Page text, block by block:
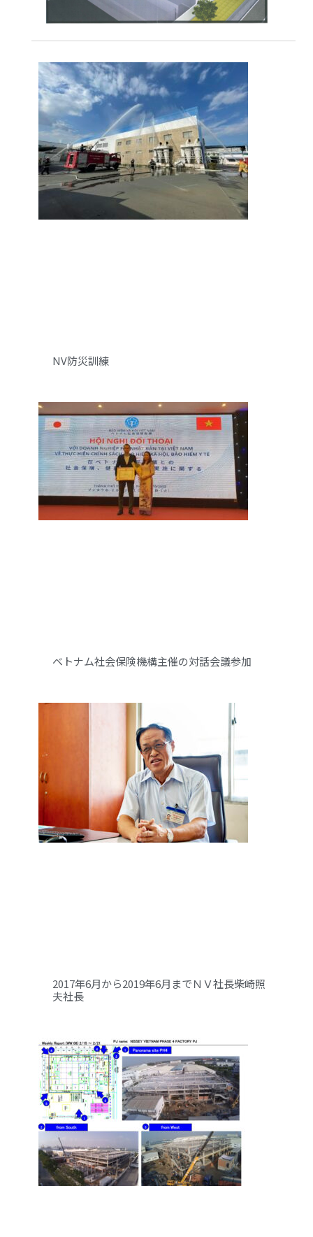
NV防災訓練
ベトナム社会保険機構主催の対話会議参加
2017年6月から2019年6月までＮＶ社長柴崎照
夫社長